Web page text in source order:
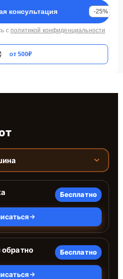
консультация -25%
с политикой конфиденциальности
от 500₽
Бесплатно
Бесплатно